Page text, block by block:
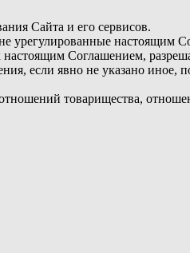
Сайта и его сервисов.
урегулированные настоящим
Соглашением,
если явно не указано иное,
товарищества,